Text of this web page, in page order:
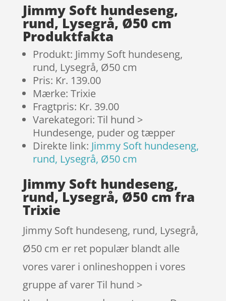
Jimmy Soft hundeseng,
rund, Lysegrå, Ø50 cm
Produktfakta
Produkt: Jimmy Soft hundeseng,
rund, Lysegrå, Ø50 cm
Pris: Kr. 139.00
Mærke: Trixie
Fragtpris: Kr. 39.00
Varekategori: Til hund >
Hundesenge, puder og tæpper
Direkte link: Jimmy Soft hundeseng,
rund, Lysegrå, Ø50 cm
Jimmy Soft hundeseng,
rund, Lysegrå, Ø50 cm fra
Trixie
Jimmy Soft hundeseng, rund, Lysegrå,
Ø50 cm er ret populær blandt alle
vores varer i onlineshoppen i vores
gruppe af varer Til hund >